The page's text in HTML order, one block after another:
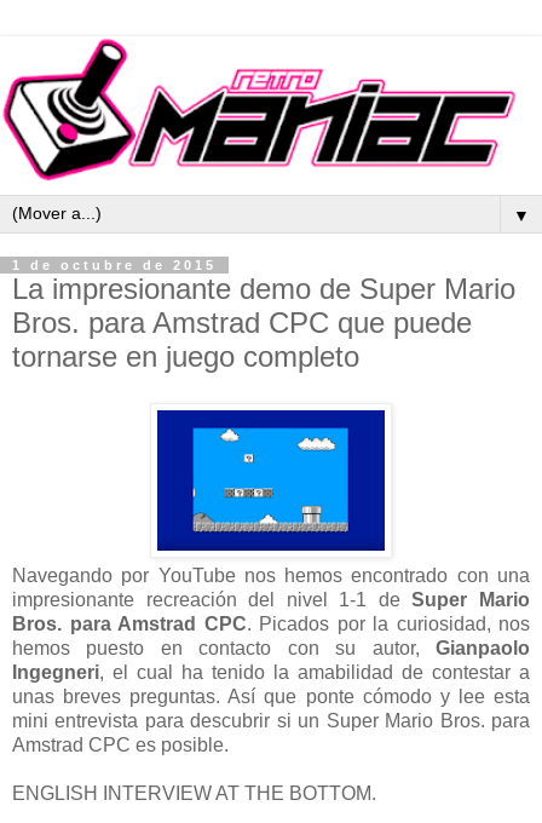
▼
1 de octubre de 2015
La impresionante demo de Super Mario
Bros. para Amstrad CPC que puede
tornarse en juego completo
Navegando por YouTube nos hemos encontrado con una
impresionante recreación del nivel 1-1 deSuper Mario
Bros. para Amstrad CPC. Picados por la curiosidad, nos
hemos puesto en contacto con su autor, Gianpaolo
Ingegneri, el cual ha tenido la amabilidad de contestar a
unas breves preguntas. Así que ponte cómodo y lee esta
mini entrevista para descubrir si un Super Mario Bros. para
Amstrad CPC es posible.
ENGLISH INTERVIEW AT THE BOTTOM.